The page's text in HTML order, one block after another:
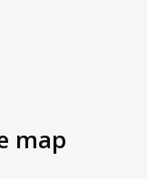
map